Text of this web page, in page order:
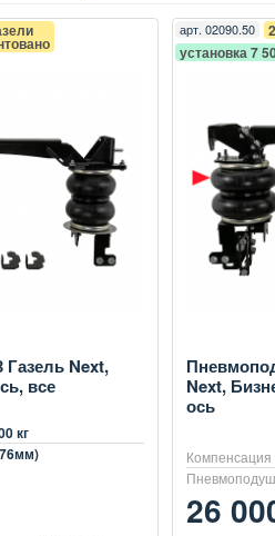
Next,
все
кг
арт. 02090.50
установка 7
Next,
ось
Компенсация
26